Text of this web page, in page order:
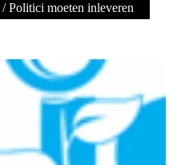
/ Politici moeten inleveren